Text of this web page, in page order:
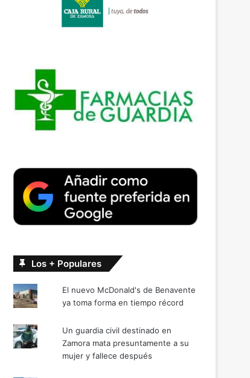
Los + Populares
El nuevo McDonald's de Benavente
ya toma forma en tiempo récord
Un guardia civil destinado en
Zamora mata presuntamente a su
mujer y fallece después